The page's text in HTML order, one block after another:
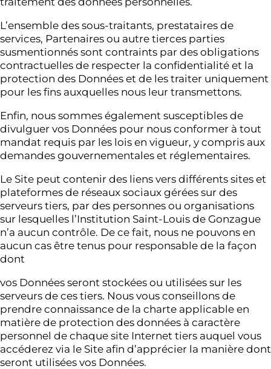
L’ensemble des sous-traitants, prestataires de
services, Partenaires ou autre tierces parties
susmentionnés sont contraints par des obligations
contractuelles de respecter la confidentialité et la
protection des Données et de les traiter uniquement
pour les fins auxquelles nous leur transmettons.
Enfin, nous sommes également susceptibles de
divulguer vos Données pour nous conformer à tout
mandat requis par les lois en vigueur, y compris aux
demandes gouvernementales et réglementaires.
Le Site peut contenir des liens vers différents sites et
plateformes de réseaux sociaux gérées sur des
serveurs tiers, par des personnes ou organisations
sur lesquelles l’Institution Saint-Louis de Gonzague
n’a aucun contrôle. De ce fait, nous ne pouvons en
aucun cas être tenus pour responsable de la façon
dont
vos Données seront stockées ou utilisées sur les
serveurs de ces tiers. Nous vous conseillons de
prendre connaissance de la charte applicable en
matière de protection des données à caractère
personnel de chaque site Internet tiers auquel vous
accéderez via le Site afin d’apprécier la manière dont
seront utilisées vos Données.